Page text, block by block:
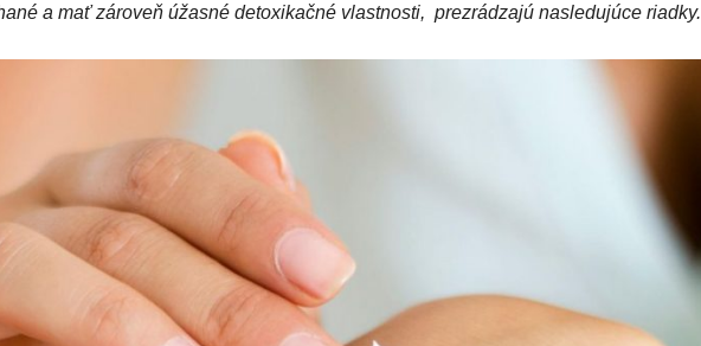
a mať zároveň úžasné detoxikačné vlastnosti, prezrádzajú nasledujúce riadky.